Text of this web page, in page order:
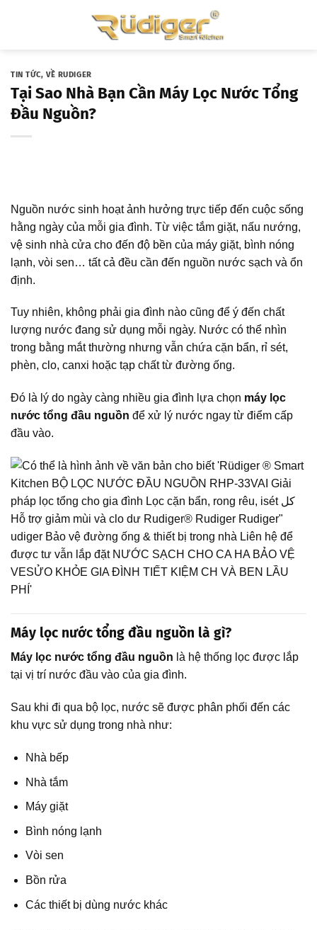
TIN TỨC,VỀ RUDIGER
Tại Sao Nhà Bạn Cần Máy Lọc Nước Tổng
Đầu Nguồn?
Nguồn nước sinh hoạt ảnh hưởng trực tiếp đến cuộc sống
hằng ngày của mỗi gia đình. Từ việc tắm giặt, nấu nướng,
vệ sinh nhà cửa cho đến độ bền của máy giặt, bình nóng
lạnh, vòi sen… tất cả đều cần đến nguồn nước sạch và ổn
định.
Tuy nhiên, không phải gia đình nào cũng để ý đến chất
lượng nước đang sử dụng mỗi ngày. Nước có thể nhìn
trong bằng mắt thường nhưng vẫn chứa cặn bẩn, rỉ sét,
phèn, clo, canxi hoặc tạp chất từ đường ống.
Đó là lý do ngày càng nhiều gia đình lựa chọn máy lọc
nước tổng đầu nguồn để xử lý nước ngay từ điểm cấp
đầu vào.
Máy lọc nước tổng đầu nguồn là gì?
Máy lọc nước tổng đầu nguồn là hệ thống lọc được lắp
tại vị trí nước đầu vào của gia đình.
Sau khi đi qua bộ lọc, nước sẽ được phân phối đến các
khu vực sử dụng trong nhà như:
Nhà bếp
Nhà tắm
Máy giặt
Bình nóng lạnh
Vòi sen
Bồn rửa
Các thiết bị dùng nước khác